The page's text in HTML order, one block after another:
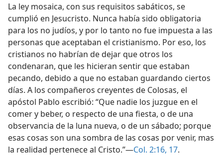
La ley mosaica, con sus requisitos sabáticos, se
cumplió en Jesucristo. Nunca había sido obligatoria
para los no judíos, y por lo tanto no fue impuesta a las
personas que aceptaban el cristianismo. Por eso, los
cristianos no habrían de dejar que otros los
condenaran, que les hicieran sentir que estaban
pecando, debido a que no estaban guardando ciertos
días. A los compañeros creyentes de Colosas, el
apóstol Pablo escribió: “Que nadie los juzgue en el
comer y beber, o respecto de una fiesta, o de una
observancia de la luna nueva, o de un sábado; porque
esas cosas son una sombra de las cosas por venir, mas
la realidad pertenece al Cristo.”—Col. 2:16, 17.